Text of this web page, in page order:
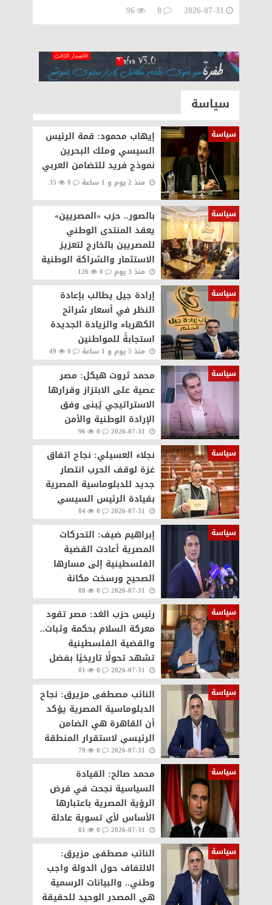
2026-07-31
0
96
سياسة
سياسة
إيهاب محمود: قمة الرئيس
السيسي وملك البحرين
نموذج فريد للتضامن العربي
منذ 2 يوم و 1 ساعة 0
35
سياسة
بالصور.. حزب «المصريين»
يعقد المنتدى الوطني
للمصريين بالخارج لتعزيز
الاستثمار والشراكة الوطنية
منذ 3 يوم 0
126
سياسة
إرادة جيل يطالب بإعادة
النظر في أسعار شرائح
الكهرباء والزيادة الجديدة
استجابةً للمواطنين
منذ 5 يوم و 1 ساعة 0
49
سياسة
محمد ثروت هيكل: مصر
عصية على الابتزاز وقرارها
الاستراتيجي يُبنى وفق
الإرادة الوطنية والأمن
القومي
0
96
سياسة
نجلاء العسيلي: نجاح اتفاق
غزة لوقف الحرب انتصار
جديد للدبلوماسية المصرية
بقيادة الرئيس السيسي
0
84
سياسة
إبراهيم ضيف: التحركات
المصرية أعادت القضية
الفلسطينية إلى مسارها
الصحيح ورسخت مكانة
القاهرة كصانعة للسلام
0
88
سياسة
رئيس حزب الغد: مصر تقود
معركة السلام بحكمة وثبات..
والقضية الفلسطينية
تشهد تحولًا تاريخيًا بفضل
التحركات المصرية
0
81
سياسة
النائب مصطفى مزيرق: نجاح
الدبلوماسية المصرية يؤكد
أن القاهرة هي الضامن
الرئيسي لاستقرار المنطقة
وحماية الحقوق الفلسطينية
0
79
سياسة
محمد صالح: القيادة
السياسية نجحت في فرض
الرؤية المصرية باعتبارها
الأساس لأي تسوية عادلة
للقضية الفلسطينية
0
81
سياسة
النائب مصطفى مزيرق:
الالتفاف حول الدولة واجب
وطني.. والبيانات الرسمية
هي المصدر الوحيد للحقيقة